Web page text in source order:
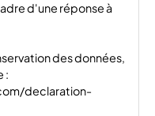
d'une réponse à
des données,
:
declaration-